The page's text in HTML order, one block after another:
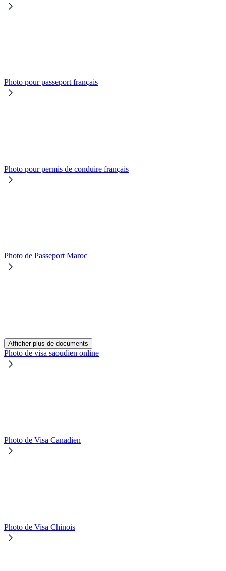
Photo pour passeport français
Photo pour permis de conduire français
Photo de Passeport Maroc
Afficher plus de documents
Photo de visa saoudien online
Photo de Visa Canadien
Photo de Visa Chinois